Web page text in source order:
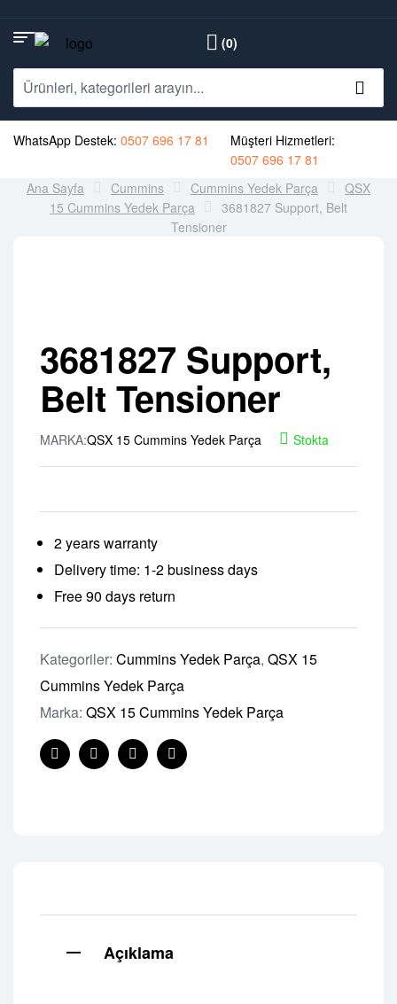
(0)
WhatsApp Destek: 0507 696 17 81
Müşteri Hizmetleri:
0507 696 17 81
Ana Sayfa
Cummins Cummins Yedek Parça
QSX
15 Cummins Yedek Parça
3681827 Support, Belt
Tensioner
3681827 Support,
Belt Tensioner
MARKA:QSX 15 Cummins Yedek Parça Stokta
2 years warranty
Delivery time: 1-2 business days
Free 90 days return
Kategoriler: Cummins Yedek Parça, QSX 15
Cummins Yedek Parça
Marka: QSX 15 Cummins Yedek Parça
FacebookTwitterLinkedinPinterest
Açıklama